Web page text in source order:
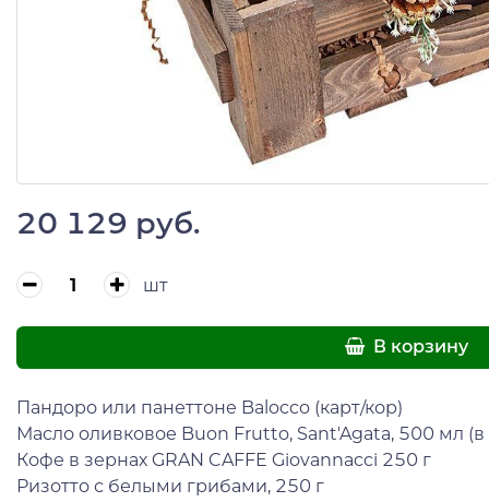
20 129 руб.
шт
В корзину
Пандоро или панеттоне Balocco (карт/кор)
Масло оливковое Buon Frutto, Sant'Agata, 500 мл (в
Кофе в зернах GRAN CAFFE Giovannacci 250 г
Ризотто с белыми грибами, 250 г